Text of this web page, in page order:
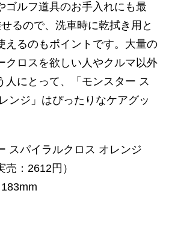
ゴルフ道具のお手入れにも最
るので、洗車時に乾拭き用と
えるのもポイントです。大量の
クロスを欲しい人やクルマ以外
人にとって、「モンスター ス
ンジ」はぴったりなケアグッ
スパイラルクロス オレンジ
：2612円）